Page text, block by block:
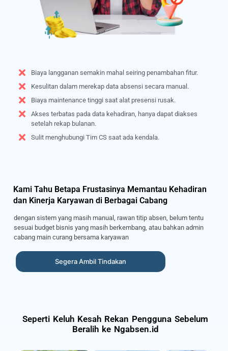
Biaya langganan semakin mahal seiring penambahan fitur.
Kesulitan dalam merekap data absensi secara manual.
Biaya maintenance tinggi saat alat presensi rusak.
Akses terbatas pada data kehadiran, hanya dapat diakses
setelah rekap bulanan.
Sulit menghubungi Tim CS saat ada kendala.
Kami Tahu Betapa Frustasinya Memantau Kehadiran
dan Kinerja Karyawan di Berbagai Cabang
dengan sistem yang masih manual, rawan titip absen, belum tentu
sesuai budget bisnis yang masih berkembang, atau bahkan admin
cabang main curang bersama karyawan
Segera Ambil Tindakan
Seperti Keluh Kesah Rekan Pengguna Sebelum
Beralih ke Ngabsen.id